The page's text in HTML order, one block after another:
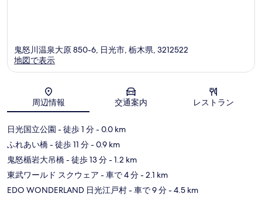
地図
鬼怒川温泉大原 850-6, 日光市, 栃木県, 3212522
地図で表示
周辺情報 交通案内 レストラン
日光国立公園 - 徒歩 1 分- 0.0 km
ふれあい橋- 徒歩 11 分- 0.9 km
鬼怒楯岩大吊橋- 徒歩 13 分- 1.2 km
東武ワールド スクウェア - 車で 4 分- 2.1 km
EDO WONDERLAND 日光江戸村- 車で 9 分- 4.5 km